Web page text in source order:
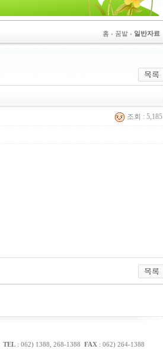
홈 › 꿈밭 › 일반자료
조회 : 5,185
TEL: 062) 1388, 268-1388 FAX : 062) 264-1388